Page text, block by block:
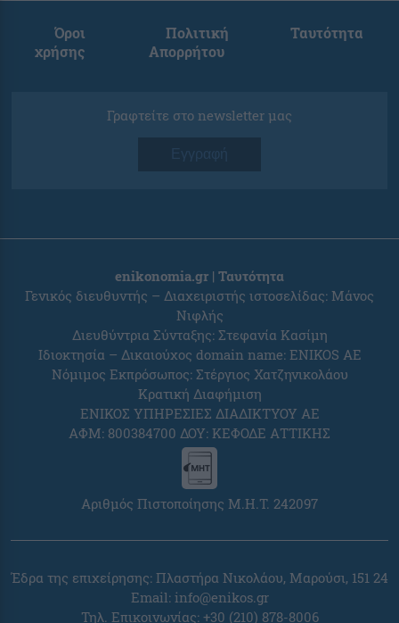
Όροι
χρήσης
Πολιτική
Απορρήτου
Ταυτότητα
Γραφτείτε στο newsletter μας
Εγγραφή
enikonomia.gr | Ταυτότητα
Γενικός διευθυντής – Διαχειριστής ιστοσελίδας: Μάνος
Νιφλής
Διευθύντρια Σύνταξης: Στεφανία Κασίμη
Ιδιοκτησία – Δικαιούχος domain name: ENIKOS AE
Νόμιμος Εκπρόσωπος: Στέργιος Χατζηνικολάου
Κρατική Διαφήμιση
ΕΝΙΚΟΣ ΥΠΗΡΕΣΙΕΣ ΔΙΑΔΙΚΤΥΟΥ ΑΕ
ΑΦΜ: 800384700 ΔΟΥ: ΚΕΦΟΔΕ ΑΤΤΙΚΗΣ
Αριθμός Πιστοποίησης Μ.Η.Τ. 242097
Έδρα της επιχείρησης: Πλαστήρα Νικολάου, Μαρούσι, 151 24
Email: info@enikos.gr
Τηλ. Επικοινωνίας: +30 (210) 878-8006